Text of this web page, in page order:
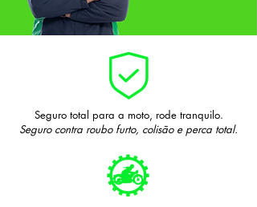
Seguro total para a moto, rode tranquilo.
Seguro contra roubo furto, colisão e perca total.